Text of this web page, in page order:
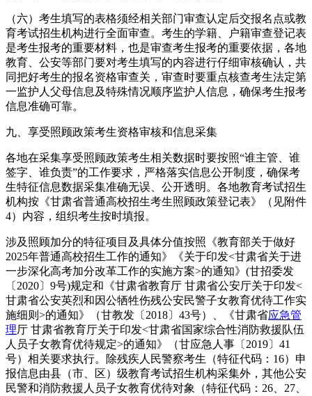
（六）考生填写的表格须经相关部门审查认定后交报名点或教
育考试招生机构进行全面审查。考生的学籍、户籍审查登记表
是考生报考的重要材料，也是审查考生报考的重要依据，各地
教育、公安等部门要对考生填写的内容进行仔细审核确认，共
同把好考生的报名资格审查关，审查时要重点核查考生法定第
一监护人父母信息及特殊情况顺序监护人信息，确保考生报考
信息准确可靠。
九、享受照顾政策考生资格审核和信息采集
各地在采集享受照顾政策考生相关数据时要按照“谁主管、谁
签字、谁负责”的工作要求，严格落实信息公开制度，确保考
生特征信息数据采集准确无误、公开透明。各地教育考试招生
机构按《甘肃省普通高校招生考生照顾政策登记表》（见附件
4）内容，组织考生按时填报。
涉及照顾加分的特征项目及具体分值按照《教育部关于做好
2025年普通高校招生工作的通知》《关于印发<甘肃省关于进
一步深化高考加分改革工作的实施方案>的通知》(甘招委发
〔2020〕9号)规定和《甘肃省教育厅 甘肃省公安厅关于印发<
甘肃省公安英烈和因公牺牲伤残公安民警子女教育优待工作实
施细则>的通知》（甘教发〔2018〕43号）、《甘肃省应急管
理厅 甘肃省教育厅关于印发<甘肃省国家综合性消防救援队伍
人员子女教育优待规定>的通知》（甘应急人事〔2019〕41
号）相关要求执行。除残疾人民警察考生（特征代码：16）申
报信息由县（市、区）级教育考试招生机构采集外，其他公安
民警和消防救援人员子女教育优待对象（特征代码：26、27、